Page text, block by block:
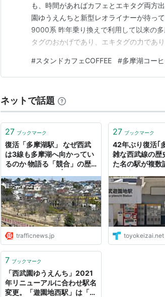
も、時間があればカフェとエキタグ両方
園ゆうえんちと新型レオライナーが待っ
9000系 昨年乗り換えで利用して以来の
タグのおかげであり、エキタグの力であ
とにらめっこ てくてく... スタンドカフェ
書いてある番地を見ながら無事に到着…
#スタンドカフェCOFFEE #多摩湖コー
ネットで話題
27 ブックマーク
復活「多摩湖駅」 なぜ西武
は3線も多摩湖へ向かってい
るのか 物語る「競合」の歴
ニュース
trafficnews.jp
27 ブックマーク
42年ぶり復活｢
雑な西武線の歴
た名の駅が複数
toyokeizai.net
7 ブックマーク
「西武園ゆうえんち」2021
年リニューアルに合わせ駅名
変更。「遊園地西駅」は「西